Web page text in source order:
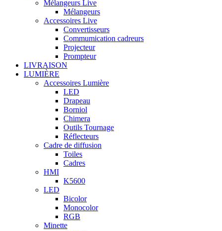
Mélangeurs Live
Mélangeurs
Accessoires Live
Convertisseurs
Commumication cadreurs
Projecteur
Prompteur
LIVRAISON
LUMIÈRE
Accessoires Lumière
LED
Drapeau
Borniol
Chimera
Outils Tournage
Réflecteurs
Cadre de diffusion
Toiles
Cadres
HMI
K5600
LED
Bicolor
Monocolor
RGB
Minette